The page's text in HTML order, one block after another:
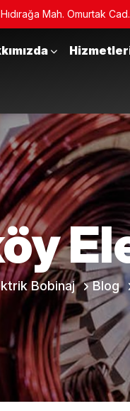
Hıdırağa Mah. Omurtak
Bobinaj Blog